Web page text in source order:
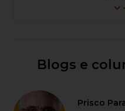
Blogs e
Prisco